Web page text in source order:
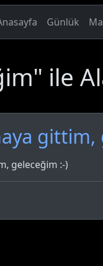
Günlük
ile
geleceğim :-)